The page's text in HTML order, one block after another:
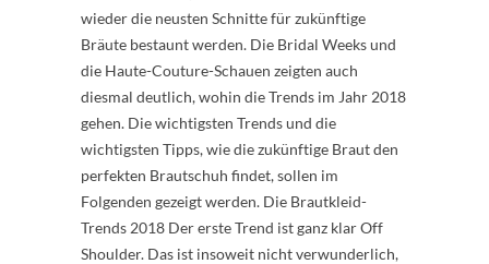
wieder die neusten Schnitte für zukünftige
Bräute bestaunt werden. Die Bridal Weeks und
die Haute-Couture-Schauen zeigten auch
diesmal deutlich, wohin die Trends im Jahr 2018
gehen. Die wichtigsten Trends und die
wichtigsten Tipps, wie die zukünftige Braut den
perfekten Brautschuh findet, sollen im
Folgenden gezeigt werden. Die Brautkleid-
Trends 2018 Der erste Trend ist ganz klar Off
Shoulder. Das ist insoweit nicht verwunderlich,